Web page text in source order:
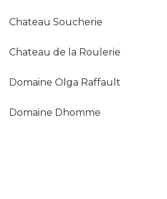
Chateau Soucherie
Chateau de la Roulerie
Domaine Olga Raffault
Domaine Dhomme